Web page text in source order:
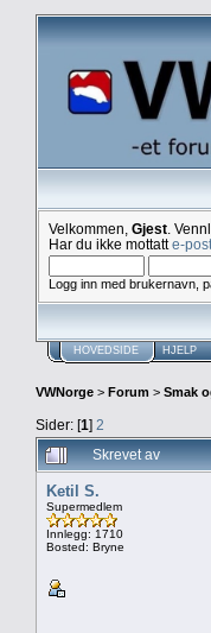
Velkommen, Gjest .
Har du ikke mottatte-
Logg inn med brukernavn,
HOVEDSIDE HJELP
VWNorge > Forum > Smak
Sider: [1] 2
Skrevet av
Ketil S.
Supermedlem
Innlegg: 1710
Bosted: Bryne